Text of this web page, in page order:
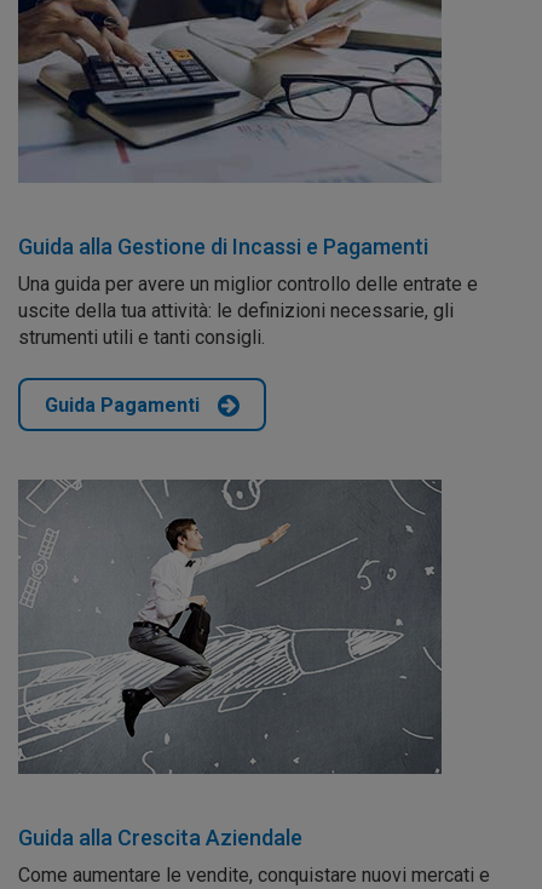
Guida alla Gestione di Incassi e Pagamenti
Una guida per avere un miglior controllo delle entrate e
uscite della tua attività: le definizioni necessarie, gli
strumenti utili e tanti consigli.
Guida Pagamenti
Guida alla Crescita Aziendale
Come aumentare le vendite, conquistare nuovi mercati e